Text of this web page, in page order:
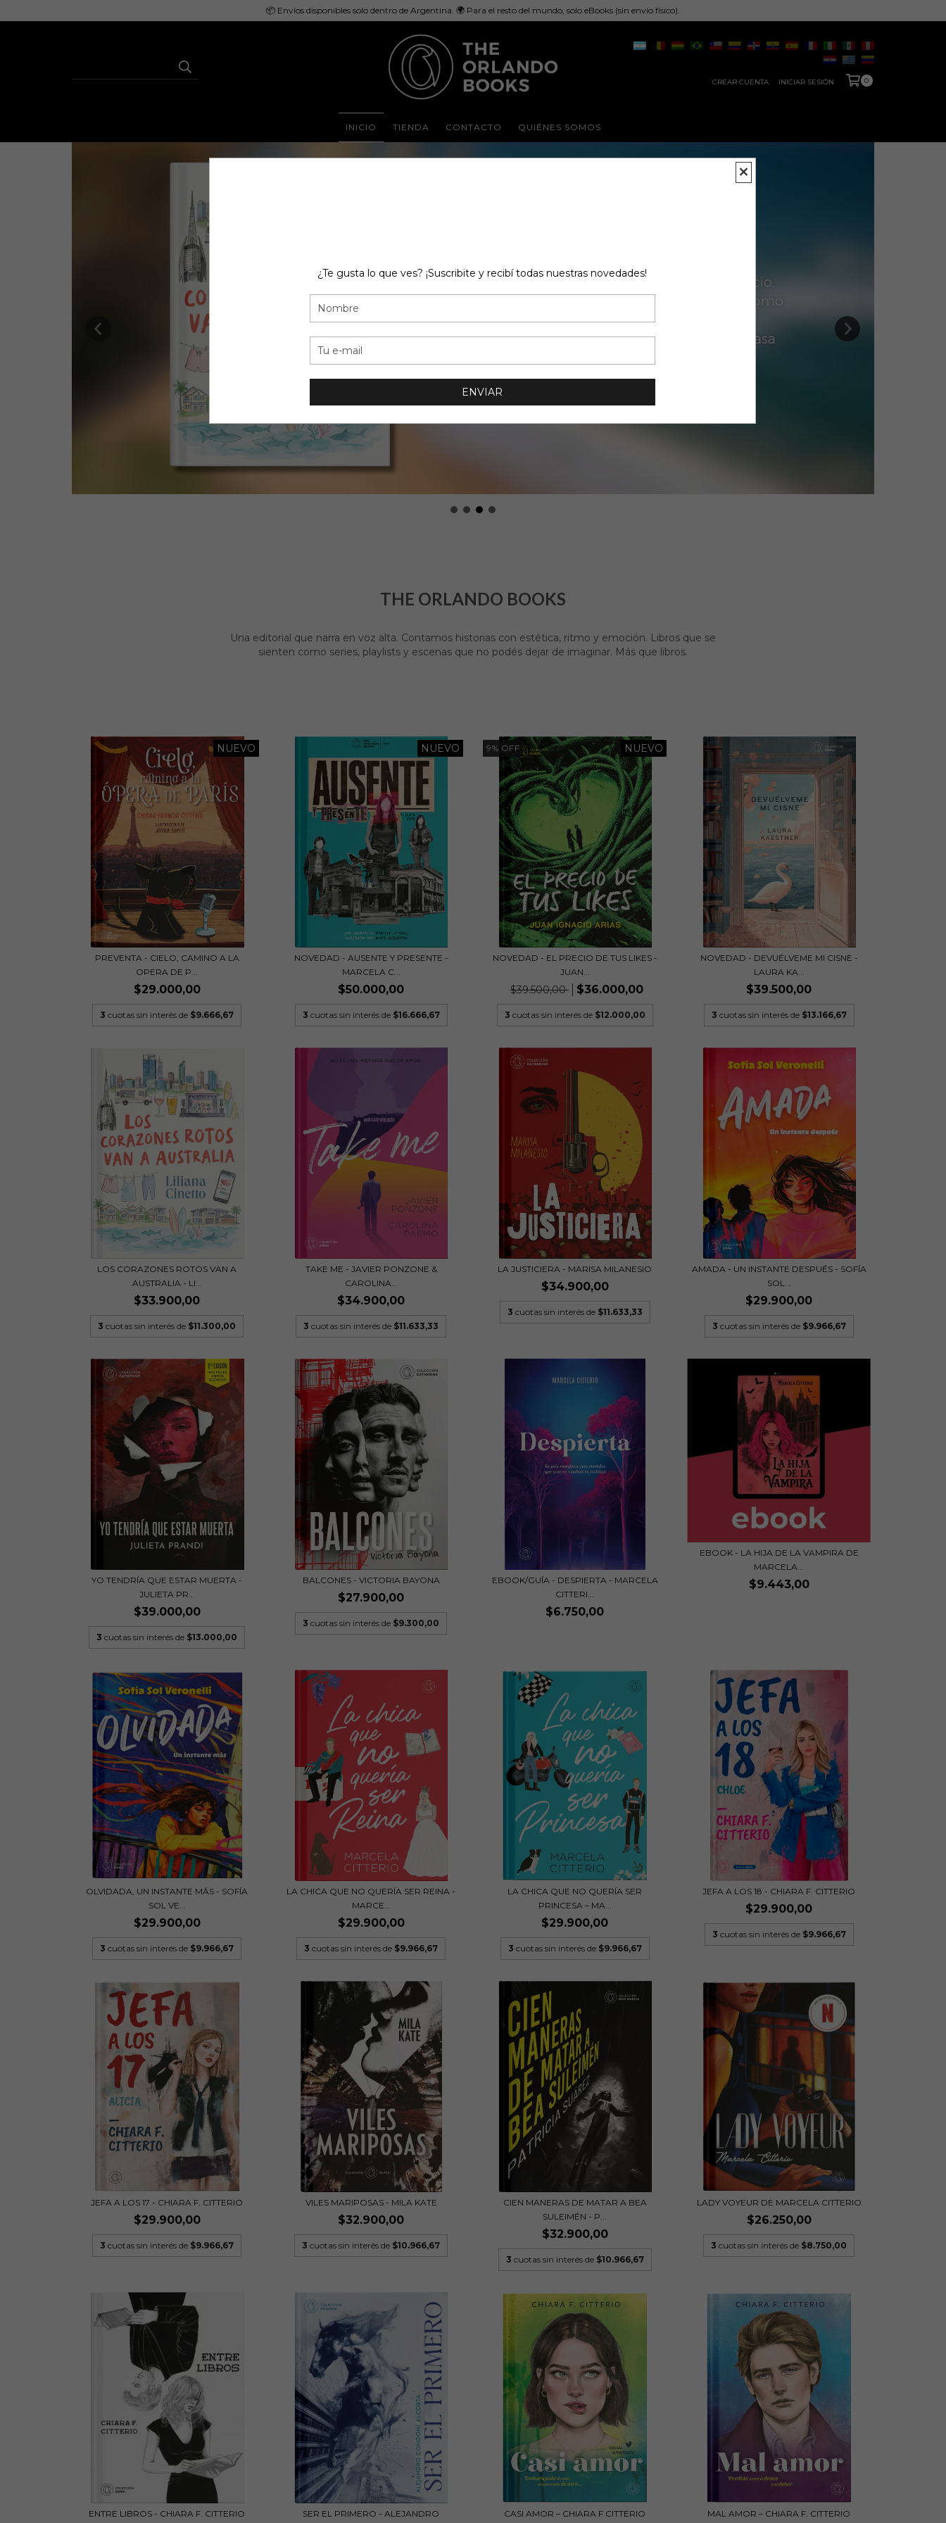
📦 Envíos disponibles solo dentro de Argentina. 🌍 Para el resto del mundo, solo eBooks (sin envío físico).
CREAR CUENTA INICIAR SESIÓN 0
INICIO TIENDA CONTACTO QUIÉNES SOMOS
THE ORLANDO BOOKS
Una editorial que narra en voz alta. Contamos historias con estética, ritmo y emoción. Libros que se
sienten como series, playlists y escenas que no podés dejar de imaginar. Más que libros.
NUEVO
PREVENTA - CIELO, CAMINO A LA
OPERA DE P...
$29.000,00
3 cuotas sin interés de $9.666,67
NUEVO
NOVEDAD - AUSENTE Y PRESENTE -
MARCELA C...
$50.000,00
3 cuotas sin interés de $16.666,67
9% OFF NUEVO
NOVEDAD - EL PRECIO DE TUS LIKES -
JUAN...
$39.500,00 $36.000,00
3 cuotas sin interés de $12.000,00
NOVEDAD - DEVUÉLVEME MI CISNE -
LAURA KA...
$39.500,00
3 cuotas sin interés de $13.166,67
LOS CORAZONES ROTOS VAN A
AUSTRALIA - LI...
$33.900,00
3 cuotas sin interés de $11.300,00
TAKE ME - JAVIER PONZONE &
CAROLINA...
$34.900,00
3 cuotas sin interés de $11.633,33
LA JUSTICIERA - MARISA MILANESIO
$34.900,00
3 cuotas sin interés de $11.633,33
AMADA - UN INSTANTE DESPUÉS - SOFÍA
SOL...
$29.900,00
3 cuotas sin interés de $9.966,67
YO TENDRÍA QUE ESTAR MUERTA -
JULIETA PR...
$39.000,00
3 cuotas sin interés de $13.000,00
BALCONES - VICTORIA BAYONA
$27.900,00
3 cuotas sin interés de $9.300,00
EBOOK/GUÍA - DESPIERTA - MARCELA
CITTERI...
$6.750,00
EBOOK - LA HIJA DE LA VAMPIRA DE
MARCELA...
$9.443,00
OLVIDADA, UN INSTANTE MÁS - SOFÍA
SOL VE...
$29.900,00
3 cuotas sin interés de $9.966,67
LA CHICA QUE NO QUERÍA SER REINA -
MARCE...
$29.900,00
3 cuotas sin interés de $9.966,67
LA CHICA QUE NO QUERÍA SER
PRINCESA – MA...
$29.900,00
3 cuotas sin interés de $9.966,67
JEFA A LOS 18 - CHIARA F. CITTERIO
$29.900,00
3 cuotas sin interés de $9.966,67
JEFA A LOS 17 - CHIARA F. CITTERIO
$29.900,00
3 cuotas sin interés de $9.966,67
VILES MARIPOSAS - MILA KATE
$32.900,00
3 cuotas sin interés de $10.966,67
CIEN MANERAS DE MATAR A BEA
SULEIMÉN - P...
$32.900,00
3 cuotas sin interés de $10.966,67
LADY VOYEUR DE MARCELA CITTERIO
$26.250,00
3 cuotas sin interés de $8.750,00
ENTRE LIBROS - CHIARA F. CITTERIO
SER EL PRIMERO - ALEJANDRO
CASI AMOR – CHIARA F CITTERIO MAL AMOR – CHIARA F. CITTERIO
¿Te gusta lo que ves? ¡Suscribite y recibí todas nuestras novedades!